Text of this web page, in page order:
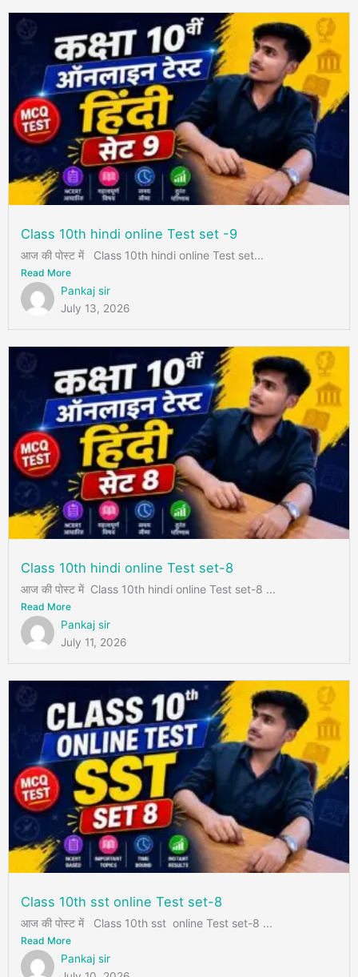
Class 10th hindi online Test set -9
आज की पोस्ट में Class 10th hindi online Test set...
Read More
Pankaj sir
July 13, 2026
Class 10th hindi online Test set-8
आज की पोस्ट में Class 10th hindi online Test set-8 ...
Read More
Pankaj sir
July 11, 2026
Class 10th sst online Test set-8
आज की पोस्ट में Class 10th sst online Test set-8 ...
Read More
Pankaj sir